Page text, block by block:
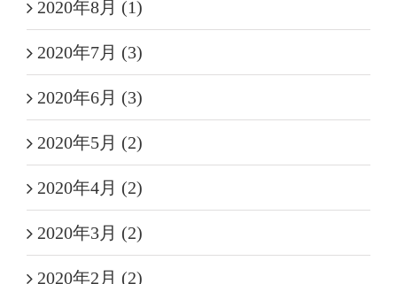
2020年8月 (1)
2020年7月 (3)
2020年6月 (3)
2020年5月 (2)
2020年4月 (2)
2020年3月 (2)
2020年2月 (2)